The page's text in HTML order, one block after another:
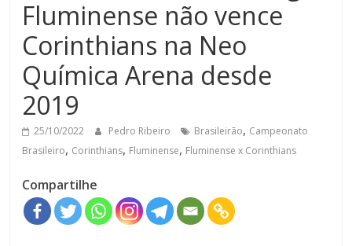
Fluminense não vence
Corinthians na Neo
Química Arena desde
2019
25/10/2022 Pedro Ribeiro Brasileirão, Campeonato
Brasileiro, Corinthians, Fluminense, Fluminense x Corinthians
Compartilhe